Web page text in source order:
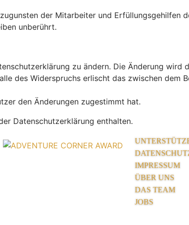
der Mitarbeiter und Erfüllungsgehilfen
unberührt.
zu ändern. Die Änderung wird
des Widerspruchs erlischt das zwischen dem
den Änderungen zugestimmt hat.
Datenschutzerklärung enthalten.
IMPRESSUM
ÜBER UNS
DAS TEAM
JOBS